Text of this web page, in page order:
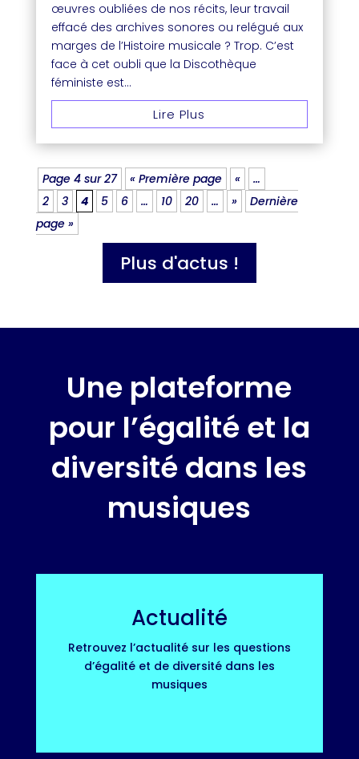
œuvres oubliées de nos récits, leur travail
effacé des archives sonores ou relégué aux
marges de l’Histoire musicale ? Trop. C’est
face à cet oubli que la Discothèque
féministe est...
Lire Plus
Page 4 sur 27 « Première page «
…
2
3 4 5 6 … 10 20 … »
Dernière
page »
Plus d'actus !
Une plateforme
pour l’égalité et la
diversité dans les
musiques
Actualité
Retrouvez l’actualité sur les questions
d’égalité et de diversité dans les
musiques